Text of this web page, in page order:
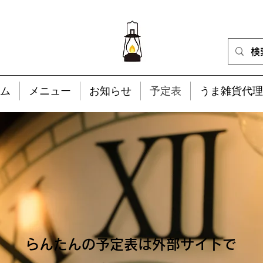
メニュー お知らせ 予定表 うま雑貨代
らんたんの予定表は外部サイトで